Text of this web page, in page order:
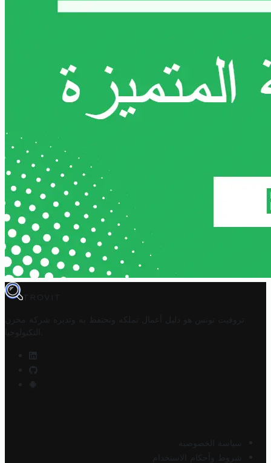
TROVIT
تروفيت تونس هو دليل أعمال تملكه وتحتفظ به وتديره
شركة مخزن
التكنولوجيا
سياسة الخصوصية
شروط وأحكام الاستخدام